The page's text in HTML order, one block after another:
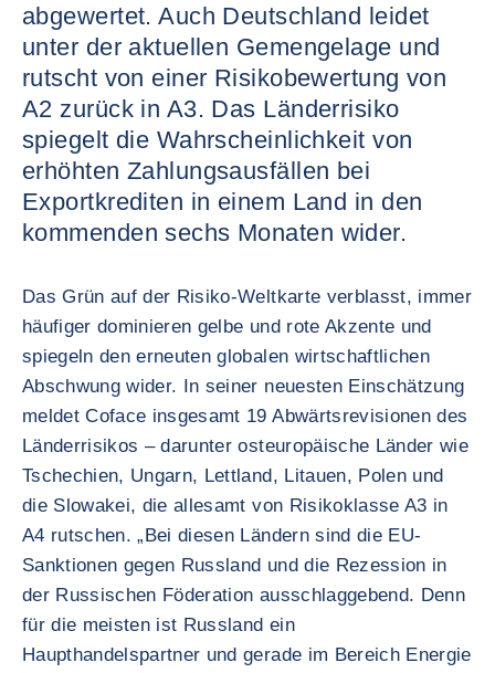
abgewertet. Auch Deutschland leidet
unter der aktuellen Gemengelage und
rutscht von einer Risikobewertung von
A2 zurück in A3. Das Länderrisiko
spiegelt die Wahrscheinlichkeit von
erhöhten Zahlungsausfällen bei
Exportkrediten in einem Land in den
kommenden sechs Monaten wider.
Das Grün auf der Risiko-Weltkarte verblasst, immer
häufiger dominieren gelbe und rote Akzente und
spiegeln den erneuten globalen wirtschaftlichen
Abschwung wider. In seiner neuesten Einschätzung
meldet Coface insgesamt 19 Abwärtsrevisionen des
Länderrisikos – darunter osteuropäische Länder wie
Tschechien, Ungarn, Lettland, Litauen, Polen und
die Slowakei, die allesamt von Risikoklasse A3 in
A4 rutschen. „Bei diesen Ländern sind die EU-
Sanktionen gegen Russland und die Rezession in
der Russischen Föderation ausschlaggebend. Denn
für die meisten ist Russland ein
Haupthandelspartner und gerade im Bereich Energie